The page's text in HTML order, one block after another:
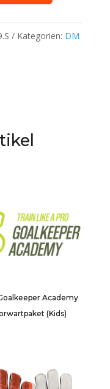
Kategorien: DM
Academy
(Kids)